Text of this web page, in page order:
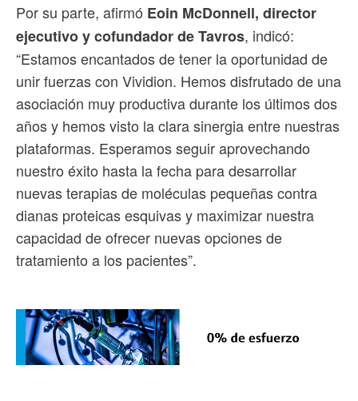
Por su parte, afirmó Eoin McDonnell, director
ejecutivo y cofundador de Tavros, indicó:
“Estamos encantados de tener la oportunidad de
unir fuerzas con Vividion. Hemos disfrutado de una
asociación muy productiva durante los últimos dos
años y hemos visto la clara sinergia entre nuestras
plataformas. Esperamos seguir aprovechando
nuestro éxito hasta la fecha para desarrollar
nuevas terapias de moléculas pequeñas contra
dianas proteicas esquivas y maximizar nuestra
capacidad de ofrecer nuevas opciones de
tratamiento a los pacientes”.